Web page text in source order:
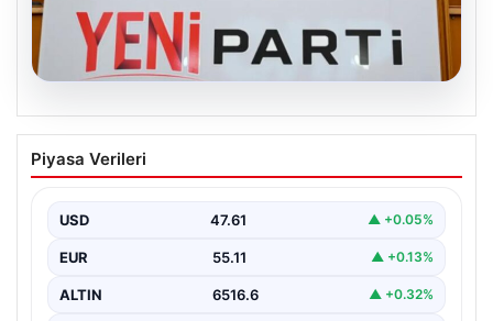
Özgür Özel’den Türkiye’nin Tüm
Demokratlarına Yeni Parti Çağrısı
Meclis'teki ilk grup toplantısında önemli mesajlar verdi.
Piyasa Verileri
USD 47.61 ▲ +0.05%
EUR 55.11 ▲ +0.13%
ALTIN 6516.6 ▲ +0.32%